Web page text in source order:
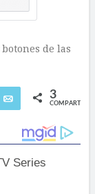
de las
Email 3
COMPARTIR